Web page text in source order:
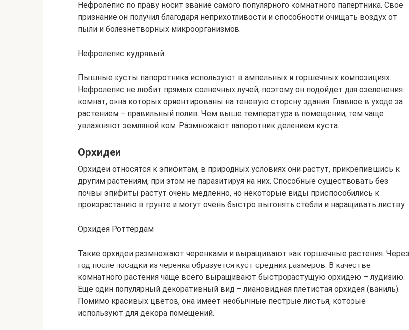
Нефролепис по праву носит звание самого популярного комнатного папертника. Своё
признание он получил благодаря неприхотливости и способности очищать воздух от
пыли и болезнетворных микроорганизмов.
Нефролепис кудрявый
Пышные кусты папоротника используют в ампельных и горшечных композициях.
Нефролепис не любит прямых солнечных лучей, поэтому он подойдет для озеленения
комнат, окна которых ориентированы на теневую сторону здания. Главное в уходе за
растением – правильный полив. Чем выше температура в помещении, тем чаще
увлажняют земляной ком. Размножают папоротник делением куста.
Орхидеи
Орхидеи относятся к эпифитам, в природных условиях они растут, прикрепившись к
другим растениям, при этом не паразитируя на них. Способные существовать без
почвы эпифиты растут очень медленно, но некоторые виды приспособились к
произрастанию в грунте и могут очень быстро выгонять стебли и наращивать листву.
Орхидея Роттердам
Такие орхидеи размножают черенками и выращивают как горшечные растения. Через
год после посадки из черенка образуется куст средних размеров. В качестве
комнатного растения чаще всего выращивают быстрорастущую орхидею – лудизию.
Еще один популярный декоративный вид – лиановидная плетистая орхидея (ваниль).
Помимо красивых цветов, она имеет необычные пестрые листья, которые
используют для декора помещений.